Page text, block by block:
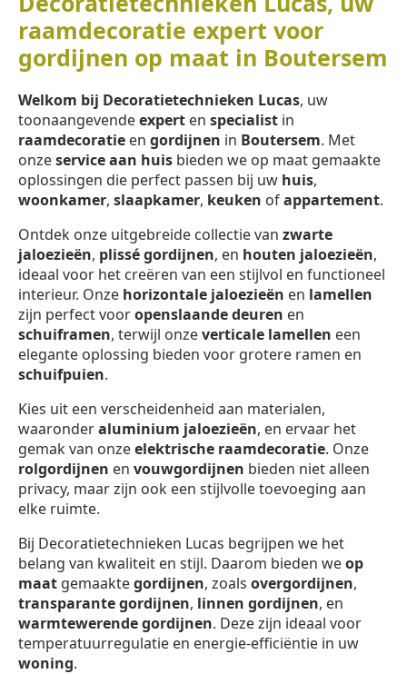
raamdecoratie expert voor
gordijnen op maat in Boutersem
Welkom bij Decoratietechnieken Lucas, uw
toonaangevendeexpert en specialist in
raamdecoratie en gordijnen in Boutersem. Met
onzeservice aan huis bieden we op maat gemaakte
oplossingen die perfect passen bij uw huis,
woonkamer, slaapkamer, keuken ofappartement.
Ontdek onze uitgebreide collectie van zwarte
jaloezieën, plissé gordijnen, en houten jaloezieën,
ideaal voor het creëren van een stijlvol en functioneel
interieur. Onze horizontale jaloezieën en lamellen
zijn perfect vooropenslaande deuren en
schuiframen, terwijl onzeverticale lamellen een
elegante oplossing bieden voor grotere ramen en
schuifpuien.
Kies uit een verscheidenheid aan materialen,
waaronderaluminium jaloezieën, en ervaar het
gemak van onzeelektrische raamdecoratie. Onze
rolgordijnen en vouwgordijnen bieden niet alleen
privacy, maar zijn ook een stijlvolle toevoeging aan
elke ruimte.
Bij Decoratietechnieken Lucas begrijpen we het
belang van kwaliteit en stijl. Daarom bieden weop
maat gemaaktegordijnen, zoals overgordijnen,
transparante gordijnen, linnen gordijnen, en
warmtewerende gordijnen. Deze zijn ideaal voor
temperatuurregulatie en energie-efficiëntie in uw
woning.